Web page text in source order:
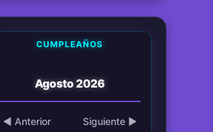
CUMPLEAÑOS
Agosto 2026
◀ Anterior Siguiente ▶